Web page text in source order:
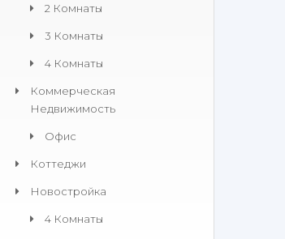
2 Комнаты
3 Комнаты
4 Комнаты
Коммерческая
Недвижимость​
Офис
Коттеджи
Новостройка
4 Комнаты